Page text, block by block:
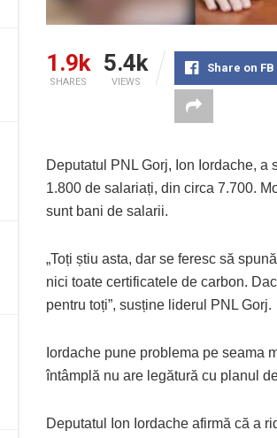
1.9k
SHARES
5.4k
VIEWS
Share on FB
Deputatul PNL Gorj, Ion Iordache,
1.800 de salariați, din circa 7.700.
sunt bani de salarii.
„Toți știu asta, dar se feresc să
nici toate certificatele de carbon.
pentru toți”, susține liderul PNL Gorj.
Iordache pune problema pe seama
întâmplă nu are legătură cu planul
Deputatul Ion Iordache afirmă că a